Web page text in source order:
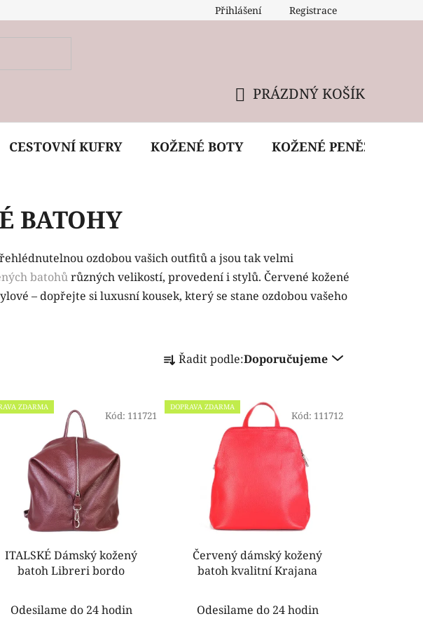
Reklamační podmínky
Přihlášení Registrace
KOŠÍK
PRÁZDNÝ KOŠÍK
CESTOVNÍ KUFRY KOŽENÉ BOTY KOŽENÉ PENĚŽENKY
BATOHY
ozdobou vašich outfitů a jsou tak velmi
batohůrůzných velikostí, provedení i stylů. Červené kožené
– dopřejte si luxusní kousek, který se stane ozdobou vašeho
a
e
n
Řadit podle:Doporučujeme
ZDARMA
ITALSKÉ Dámský kožený
batoh Libreri bordo
Odesilame do 24 hodin
Kód: 111721
DOPRAVA ZDARMA
Červený dámský kožený
batoh kvalitní Krajana
Odesilame do 24 hodin
Kód: 111712